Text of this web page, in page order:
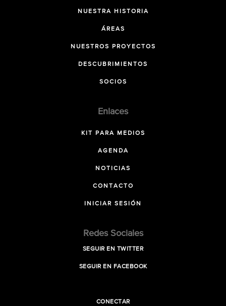
NUESTRA HISTORIA
ÁREAS
NUESTROS PROYECTOS
DESCUBRIMIENTOS
SOCIOS
Enlaces
KIT PARA MEDIOS
AGENDA
NOTICIAS
CONTACTO
INICIAR SESIÓN
Redes Sociales
SEGUIR EN TWITTER
SEGUIR EN FACEBOOK
CONECTAR